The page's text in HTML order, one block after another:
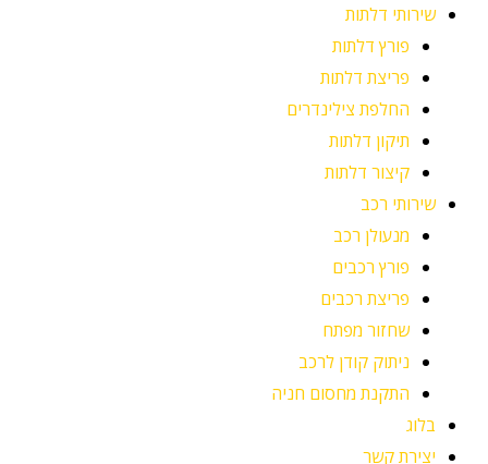
שירותי דלתות
פורץ דלתות
פריצת דלתות
החלפת צילינדרים
תיקון דלתות
קיצור דלתות
שירותי רכב
מנעולן רכב
פורץ רכבים
פריצת רכבים
שחזור מפתח
ניתוק קודן לרכב
התקנת מחסום חניה
בלוג
יצירת קשר